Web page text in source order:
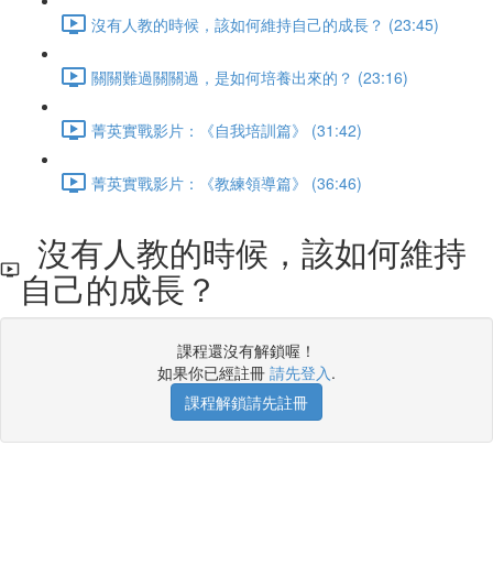
沒有人教的時候，該如何維持自己的成長？ (23:45)
關關難過關關過，是如何培養出來的？ (23:16)
菁英實戰影片：《自我培訓篇》 (31:42)
菁英實戰影片：《教練領導篇》 (36:46)
沒有人教的時候，該如何維持
自己的成長？
課程還沒有解鎖喔！
如果你已經註冊 請先登入.
課程解鎖請先註冊